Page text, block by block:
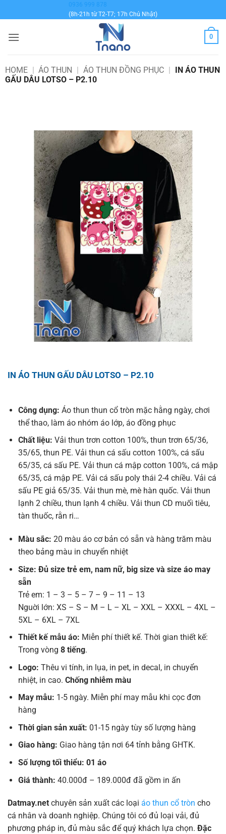
qua
dung
0936 999 878
(8h-21h từ T2-T7; 17h Chủ Nhật)
0
HOME | ÁO THUN | ÁO THUN ĐỒNG PHỤC | IN ÁO THUN
GẤU DÂU LOTSO – P2.10
IN ÁO THUN GẤU DÂU LOTSO – P2.10
Công dụng: Áo thun thun cổ tròn mặc hằng ngày, chơi
thể thao, làm áo nhóm áo lớp, áo đồng phục
Chất liệu: Vải thun trơn cotton 100%, thun trơn 65/36,
35/65, thun PE. Vải thun cá sấu cotton 100%, cá sấu
65/35, cá sấu PE. Vải thun cá mập cotton 100%, cá mập
65/35, cá mập PE. Vải cá sấu poly thái 2-4 chiều. Vải cá
sấu PE giả 65/35. Vải thun mè, mè hàn quốc. Vải thun
lạnh 2 chiều, thun lạnh 4 chiều. Vải thun CD muối tiêu,
tàn thuốc, rằn ri…
Màu sắc: 20 màu áo cơ bản có sẵn và hàng trăm màu
theo bảng màu in chuyển nhiệt
Size: Đủ size trẻ em, nam nữ, big size và size áo may
sẵn
Trẻ em: 1 – 3 – 5 – 7 – 9 – 11 – 13
Nguời lớn: XS – S – M – L – XL – XXL – XXXL – 4XL –
5XL – 6XL – 7XL
Thiết kế mẫu áo: Miễn phí thiết kế. Thời gian thiết kế:
Trong vòng 8 tiếng.
Logo: Thêu vi tính, in lụa, in pet, in decal, in chuyển
nhiệt, in cao. Chống nhiễm màu
May mẫu: 1-5 ngày. Miễn phí may mẫu khi cọc đơn
hàng
Thời gian sản xuất: 01-15 ngày tùy số lượng hàng
Giao hàng: Giao hàng tận nơi 64 tỉnh bằng GHTK.
Số lượng tối thiểu: 01 áo
Giá thành: 40.000đ – 189.000đ đã gồm in ấn
Datmay.net chuyên sản xuất các loại áo thun cổ tròn cho
cá nhân và doanh nghiệp. Chúng tôi có đủ loại vải, đủ
phương pháp in, đủ màu sắc để quý khách lựa chọn. Đặc